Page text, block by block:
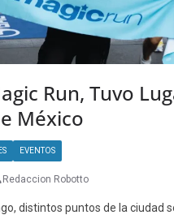
Run, Tuvo
México
EVENTOS
Redaccion Robotto
distintos puntos de la ciudad